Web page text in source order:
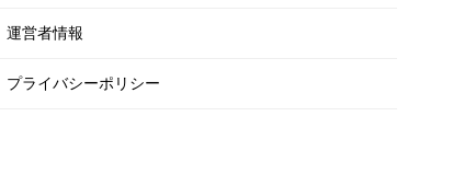
運営者情報
プライバシーポリシー